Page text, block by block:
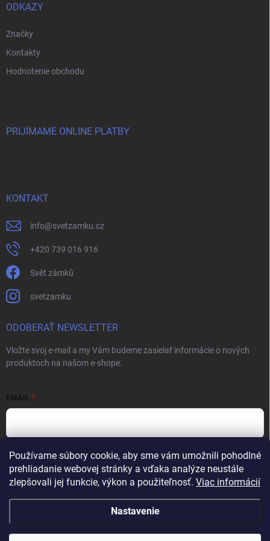
Používame súbory cookie, aby sme vám umožnili pohodlné
prehliadanie webovej stránky a vďaka analýze neustále
zlepšovali jej funkcie, výkon a použiteľnosť. Viac informácií
Nastavenie
ODKAZY
Značky
Kontakty
Hodnotenie obchodu
PRIJÍMAME ONLINE PLATBY
KONTAKT
info@svetzamku.cz
+420 739 016 916
Svět zámků
svetzamku
ODOBERAŤ NEWSLETTER
Vložte svoj e-mail a my Vám budeme zasielať informácie o nových
produktoch na našom e-shope.
EMAIL
Vložením e-mailu súhlasíte spodmienkami ochrany osobných údajov
Prihlásiť sa
Copyright 2026Svet zámkov. Všetky práva vyhradené.Upraviť nastavenie